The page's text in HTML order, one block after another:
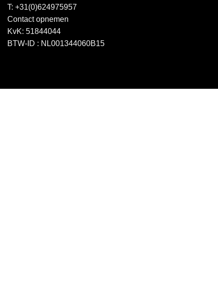
T: +31(0)624975957
Contact opnemen
KvK: 51844044
BTW-ID : NL001344060B15